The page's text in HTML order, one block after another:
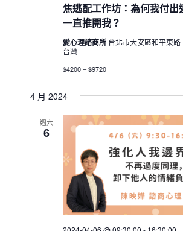
焦逃配工作坊：為何我付出
一直推開我？
愛心理諮商所 台北市大安區和平東
台灣
$4200 – $9720
4 月 2024
週六
6